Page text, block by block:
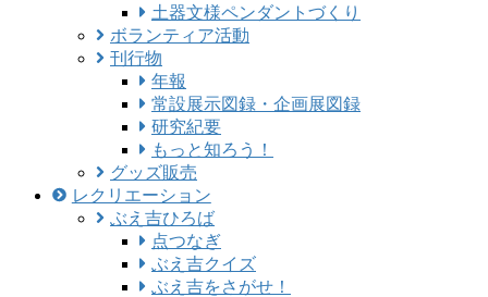
土器文様ペンダントづくり
ボランティア活動
刊行物
年報
常設展示図録・企画展図録
研究紀要
もっと知ろう！
グッズ販売
レクリエーション
ぶえ吉ひろば
点つなぎ
ぶえ吉クイズ
ぶえ吉をさがせ！